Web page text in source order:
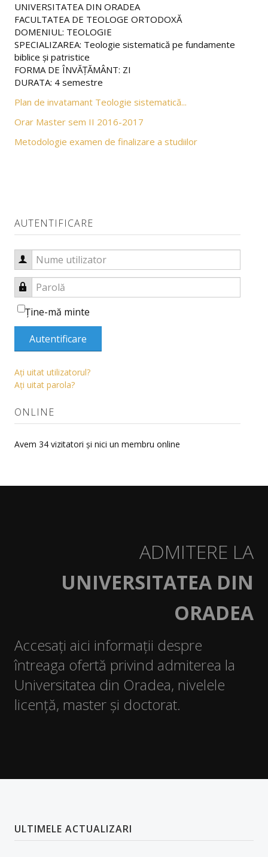
Comisii pe facultate
Relații internaționale
Alegeri academice
Baza materială
Contact
DEPARTAMENT
Hotărâri consiliu de departament
CERCETARE
Centrul de cercetare
Manifestări științifice
Volume publicate la manifestări științifice
Manifestări științifice studențești
Proiecte
Admitere doctorat
STUDENȚI
Orar
Reprezentanți studenți în comisii
Burse
Despre cazare
UNIVERSITATEA DIN ORADEA
FACULTATEA DE TEOLOGE ORTODOXĂ
DOMENIUL: TEOLOGIE
SPECIALIZAREA: Teologie sistematică pe fundamente
biblice şi patristice
FORMA DE ÎNVĂŢĂMÂNT: ZI
DURATA: 4 semestre
Plan de invatamant Teologie sistematică...
Orar Master sem II 2016-2017
Metodologie examen de finalizare a studiilor
AUTENTIFICARE
Nume utilizator
Parolă
Ţine-mă minte
Autentificare
Aţi uitat utilizatorul?
Aţi uitat parola?
ONLINE
Avem 34 vizitatori și nici un membru online
ADMITERE LA
UNIVERSITATEA DIN
ORADEA
Accesați aici informații despre
întreaga ofertă privind admiterea la
Universitatea din Oradea, nivelele
licență, master și doctorat.
ULTIMELE ACTUALIZARI